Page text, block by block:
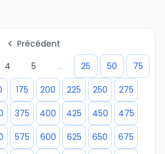
Précédent
4 5 ... 25 50
75
175 200 225 250
275
375 400 425 450
475
575 600 625 650
675